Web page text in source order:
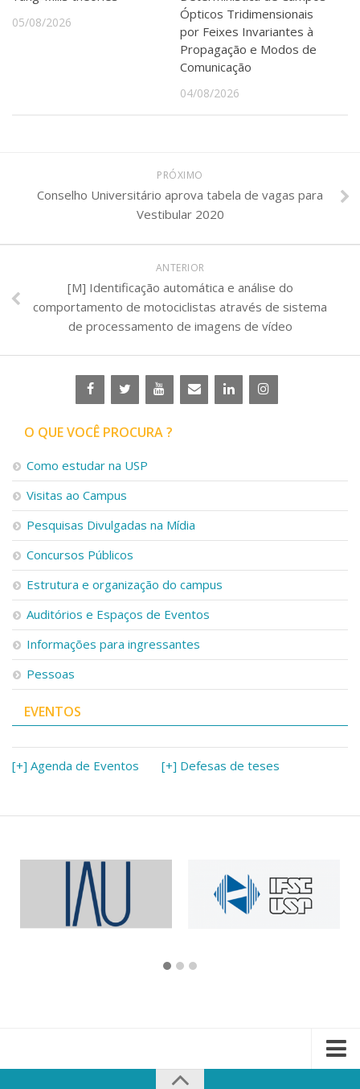
05/08/2026
Ópticos Tridimensionais
por Feixes Invariantes à
Propagação e Modos de
Comunicação
04/08/2026
PRÓXIMO
Conselho Universitário aprova tabela de vagas para
Vestibular 2020
ANTERIOR
[M] Identificação automática e análise do
comportamento de motociclistas através de sistema
de processamento de imagens de vídeo
O QUE VOCÊ PROCURA ?
Como estudar na USP
Visitas ao Campus
Pesquisas Divulgadas na Mídia
Concursos Públicos
Estrutura e organização do campus
Auditórios e Espaços de Eventos
Informações para ingressantes
Pessoas
EVENTOS
[+] Agenda de Eventos [+] Defesas de teses